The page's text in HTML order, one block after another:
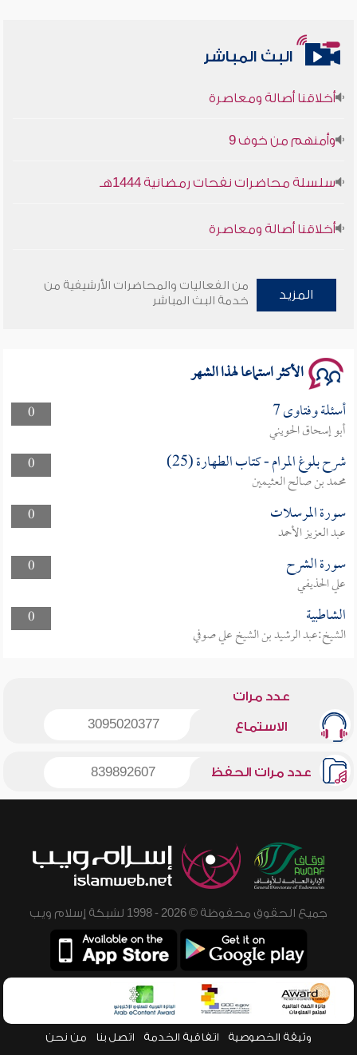
البث المباشر
سلسلة محاضرات نفحات رمضانية 1444هـ
المزيد
من الفعاليات والمحاضرات الأرشيفية من
خدمة البث المباشر
الأكثر استماعا لهذا الشهر
0 أسئلة وفتاوى 7
أبو إسحاق الحويني
0
شرح بلوغ المرام - كتاب الطهارة (25)
محمد بن صالح العثيمين
0
سورة المرسلات
عبد العزيز الأحمد
0
سورة الشرح
علي الحذيفي
0
الشاطبية
الشيخ:عبد الرشيد بن الشيخ علي صوفي
عدد مرات
الاستماع 3095020377
عدد مرات الحفظ 839892607
جميع الحقوق محفوظة © 2026 - 1998 لشبكة إسلام ويب
وثيقة الخصوصية اتفاقية الخدمة اتصل بنا من نحن